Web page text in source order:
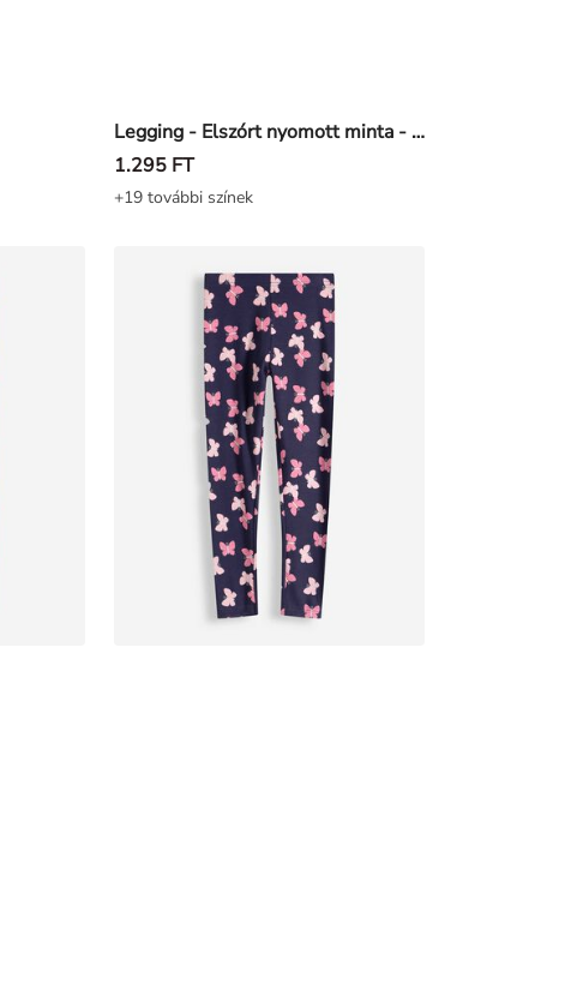
Legging - Elszórt nyomott minta - Világos rózsaszín
1.295 FT
+19 további színek